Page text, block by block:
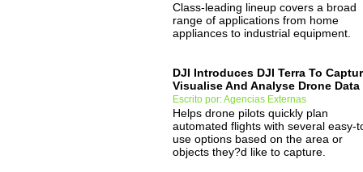
Class-leading lineup covers a broad
range of applications from home
appliances to industrial equipment.
DJI Introduces DJI Terra To
Visualise And Analyse Drone Data
Escrito por: Agencias Externas
Helps drone pilots quickly plan
automated flights with several easy-
use options based on the area or
objects they?d like to capture.